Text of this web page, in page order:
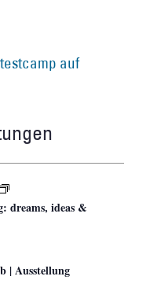
auf
dreams, ideas &
| Ausstellung